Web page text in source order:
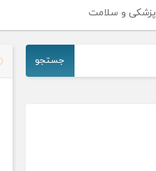
پزشکی و سلامت
جستجو